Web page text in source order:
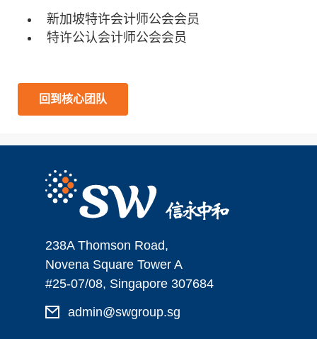
新加坡特许会计师公会会员
特许公认会计师公会会员
回到核心团队
238A Thomson Road,
Novena Square Tower A
#25-07/08, Singapore 307684
admin@swgroup.sg